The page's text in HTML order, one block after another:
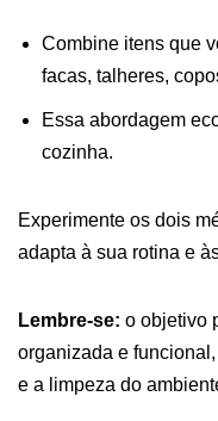
Combine itens que
facas, talheres,
Essa abordagem
cozinha.
Experimente os dois
adapta à sua rotina e
Lembre-se: o objetivo
organizada e
e a limpeza do